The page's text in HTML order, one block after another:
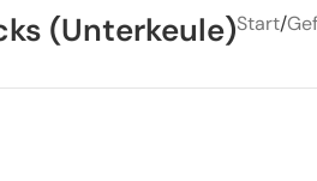
(Unterkeule)Start